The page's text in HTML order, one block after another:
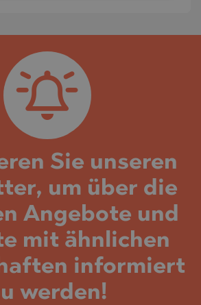
Sie unseren
um über die
Angebote und
mit ähnlichen
informiert
werden!